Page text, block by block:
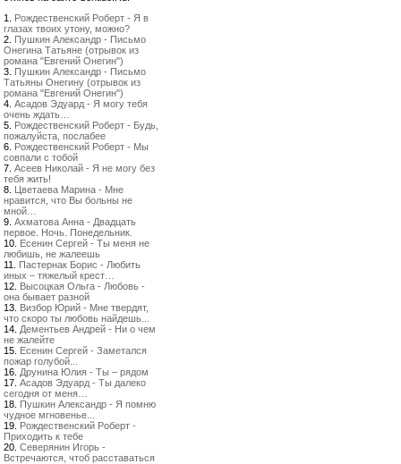
1. Рождественский Роберт - Я в
глазах твоих утону, можно?
2. Пушкин Александр - Письмо
Онегина Татьяне (отрывок из
романа "Евгений Онегин")
3. Пушкин Александр - Письмо
Татьяны Онегину (отрывок из
романа "Евгений Онегин")
4. Асадов Эдуард - Я могу тебя
очень ждать…
5. Рождественский Роберт - Будь,
пожалуйста, послабее
6. Рождественский Роберт - Мы
совпали с тобой
7. Асеев Николай - Я не могу без
тебя жить!
8. Цветаева Марина - Мне
нравится, что Вы больны не
мной…
9. Ахматова Анна - Двадцать
первое. Ночь. Понедельник.
10. Есенин Сергей - Ты меня не
любишь, не жалеешь
11. Пастернак Борис - Любить
иных – тяжелый крест…
12. Высоцкая Ольга - Любовь -
она бывает разной
13. Визбор Юрий - Мне твердят,
что скоро ты любовь найдешь...
14. Дементьев Андрей - Ни о чем
не жалейте
15. Есенин Сергей - Заметался
пожар голубой...
16. Друнина Юлия - Ты – рядом
17. Асадов Эдуард - Ты далеко
сегодня от меня…
18. Пушкин Александр - Я помню
чудное мгновенье...
19. Рождественский Роберт -
Приходить к тебе
20. Северянин Игорь -
Встречаются, чтоб расставаться